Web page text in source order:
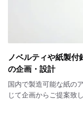
ノベルティや紙製付
の企画・設計
国内で製造可能な紙の
じて企画からご提案致し